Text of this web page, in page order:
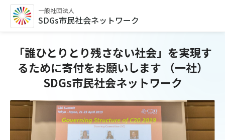
一般社団法人
SDGs市民社会ネットワーク
「誰ひとりとり残さない社会」を実現す
るために寄付をお願いします （一社）
SDGs市民社会ネットワーク